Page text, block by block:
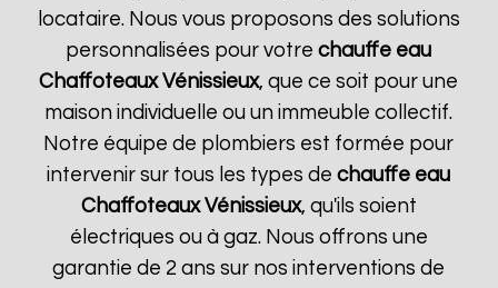
locataire. Nous vous proposons des solutions
personnalisées pour votrechauffe eau
Chaffoteaux Vénissieux, que ce soit pour une
maison individuelle ou un immeuble collectif.
Notre équipe de plombiers est formée pour
intervenir sur tous les types dechauffe eau
Chaffoteaux Vénissieux, qu'ils soient
électriques ou à gaz. Nous offrons une
garantie de 2 ans sur nos interventions de